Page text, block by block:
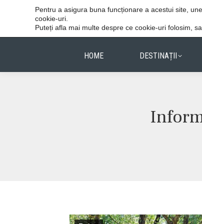
Vacanțele reușite stau în
HOME DESTINAȚII
Pentru a asigura buna funcționare a acestui site,
cookie-uri.
Puteți afla mai multe despre ce cookie-uri folosim,